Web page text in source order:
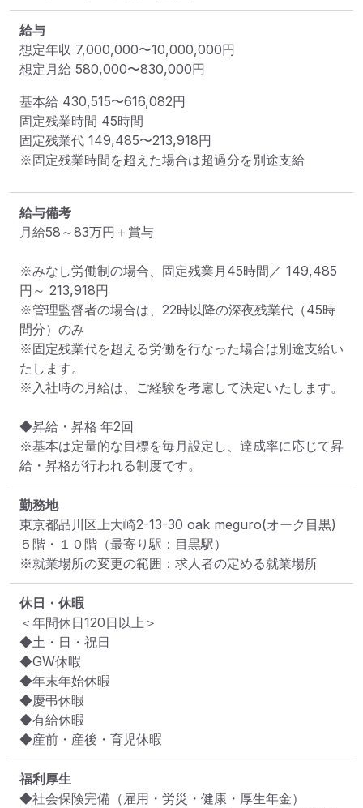
給与
想定年収 7,000,000〜10,000,000円
想定月給 580,000〜830,000円
基本給 430,515〜616,082円
固定残業時間 45時間
固定残業代 149,485〜213,918円
※固定残業時間を超えた場合は超過分を別途支給
給与備考
月給58～83万円＋賞与
※みなし労働制の場合、固定残業月45時間／ 149,485
円～ 213,918円
※管理監督者の場合は、22時以降の深夜残業代（45時
間分）のみ
※固定残業代を超える労働を行なった場合は別途支給い
たします。
※入社時の月給は、ご経験を考慮して決定いたします。
◆昇給・昇格	年2回
※基本は定量的な目標を毎月設定し、達成率に応じて昇
給・昇格が行われる制度です。
勤務地
東京都品川区上大崎2-13-30 oak meguro(オーク目黒)
５階・１０階 （最寄り駅：目黒駅）
※就業場所の変更の範囲：求人者の定める就業場所
休日・休暇
＜年間休日120日以上＞
◆土・日・祝日
◆GW休暇
◆年末年始休暇
◆慶弔休暇
◆有給休暇
◆産前・産後・育児休暇
福利厚生
◆社会保険完備（雇用・労災・健康・厚生年金）